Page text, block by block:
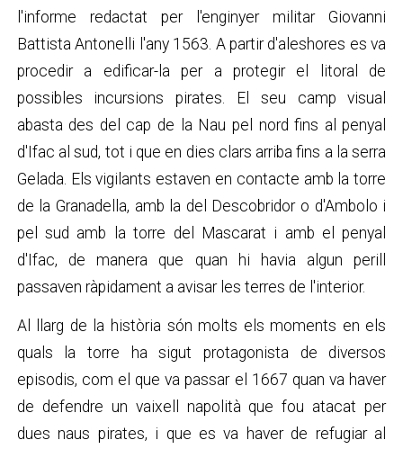
l'informe redactat per l'enginyer militar Giovanni
Battista Antonelli l'any 1563. A partir d'aleshores es va
procedir a edificar-la per a protegir el litoral de
possibles incursions pirates. El seu camp visual
abasta des del cap de la Nau pel nord fins al penyal
d'Ifac al sud, tot i que en dies clars arriba fins a la serra
Gelada. Els vigilants estaven en contacte amb la torre
de la Granadella, amb la del Descobridor o d'Ambolo i
pel sud amb la torre del Mascarat i amb el penyal
d'Ifac, de manera que quan hi havia algun perill
passaven ràpidament a avisar les terres de l'interior.
Al llarg de la història són molts els moments en els
quals la torre ha sigut protagonista de diversos
episodis, com el que va passar el 1667 quan va haver
de defendre un vaixell napolità que fou atacat per
dues naus pirates, i que es va haver de refugiar al